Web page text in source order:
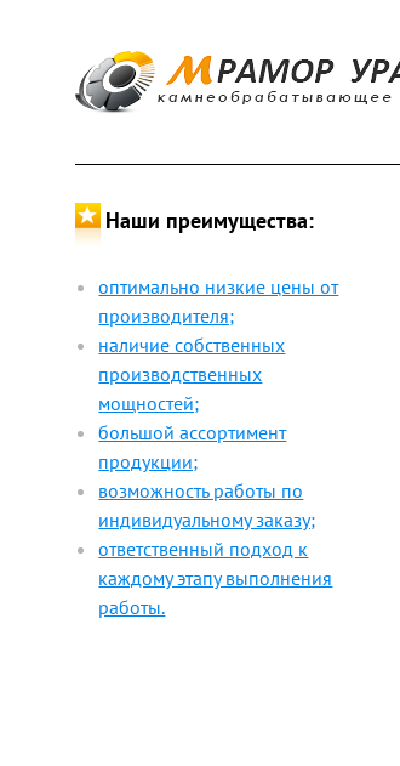
Наши преимущества:
оптимально низкие цены от
производителя;
наличие собственных
производственных
мощностей;
большой ассортимент
продукции;
возможность работы по
индивидуальному заказу;
ответственный подход к
каждому этапу выполнения
работы.